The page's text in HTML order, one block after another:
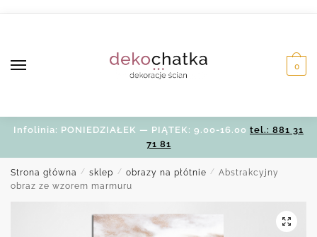
0
Infolinia: PONIEDZIAŁEK — PIĄTEK: 9.00-16.00 tel.: 881 31
71 81
Strona główna / sklep / obrazy na płótnie / Abstrakcyjny
obraz ze wzorem marmuru